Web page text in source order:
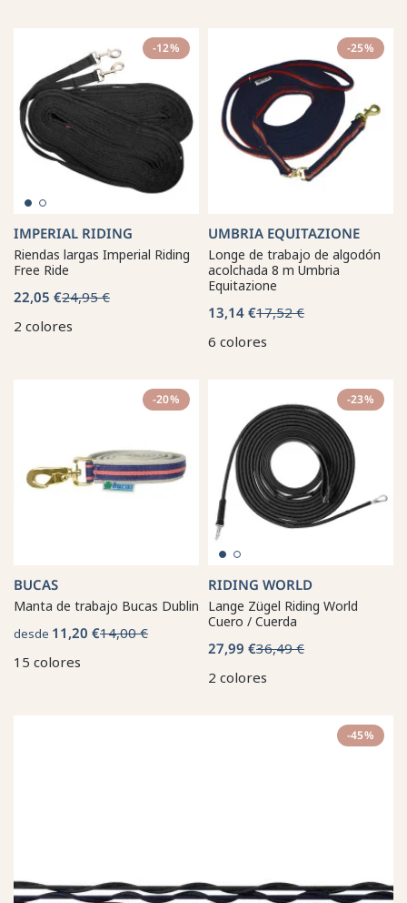
-12%
IMPERIAL RIDING
Riendas largas Imperial Riding
Free Ride
22,05 €24,95 €
2 colores
-25%
UMBRIA EQUITAZIONE
Longe de trabajo de algodón
acolchada 8 m Umbria
Equitazione
13,14 €17,52 €
6 colores
-20%
BUCAS
Manta de trabajo Bucas Dublin
desde 11,20 €14,00 €
15 colores
-23%
RIDING WORLD
Lange Zügel Riding World
Cuero / Cuerda
27,99 €36,49 €
2 colores
-45%